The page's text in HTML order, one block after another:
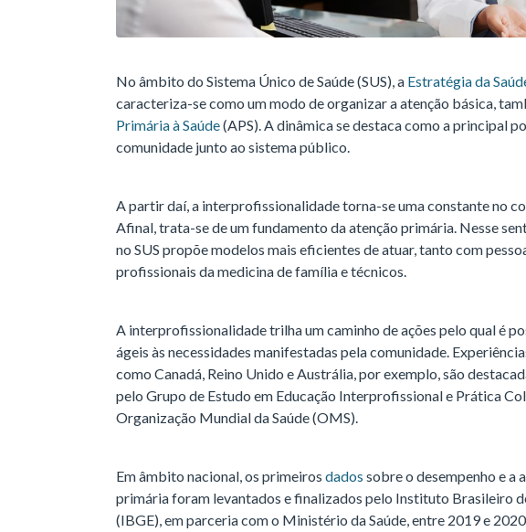
No âmbito do Sistema Único de Saúde (SUS), a Estratégia da
caracteriza-se como um modo de organizar a atenção básica,
Primária à Saúde(APS). A dinâmica se destaca como a principal
comunidade junto ao sistema público.
A partir daí, a interprofissionalidade torna-se uma constante no
Afinal, trata-se de um fundamento da atenção primária. Nesse
no SUS propõe modelos mais eficientes de atuar, tanto com
profissionais da medicina de família e técnicos.
A interprofissionalidade trilha um caminho de ações pelo qual é
ágeis às necessidades manifestadas pela comunidade.
como Canadá, Reino Unido e Austrália, por exemplo, são
pelo Grupo de Estudo em Educação Interprofissional e Prática
Organização Mundial da Saúde (OMS).
Em âmbito nacional, os primeiros dados sobre o desempenho e a
primária foram levantados e finalizados pelo Instituto Brasileiro
(IBGE), em parceria com o Ministério da Saúde, entre 2019 e